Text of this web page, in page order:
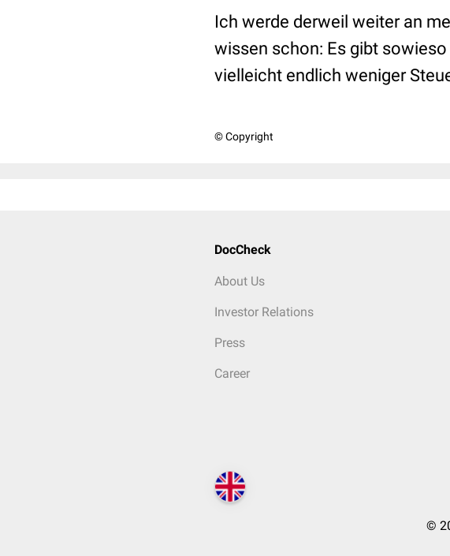
Ich werde derweil weiter an
wissen schon: Es gibt
vielleicht endlich weniger
© Copyright
DocCheck
About Us
Investor Relations
Press
Career
©